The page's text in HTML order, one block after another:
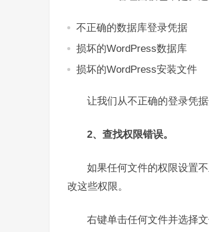
不正确的数据库登录凭据
损坏的WordPress数据库
损坏的WordPress安装文件
让我们从不正确的登录凭
2、查找权限错误。
如果任何文件的权限设置
改这些权限。
右键单击任何文件并选择